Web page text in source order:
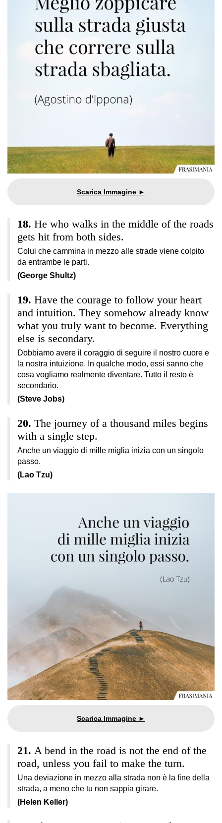
He who walks in the middle of the roads
gets hit from both sides.
Colui che cammina in mezzo alle strade viene colpito
da entrambe le parti.
(George Shultz)
Have the courage to follow your heart
and intuition. They somehow already know
what you truly want to become. Everything
else is secondary.
Dobbiamo avere il coraggio di seguire il nostro cuore e
la nostra intuizione. In qualche modo, essi sanno che
cosa vogliamo realmente diventare. Tutto il resto è
secondario.
(Steve Jobs)
The journey of a thousand miles begins
with a single step.
Anche un viaggio di mille miglia inizia con un singolo
passo.
(Lao Tzu)
A bend in the road is not the end of the
road, unless you fail to make the turn.
Una deviazione in mezzo alla strada non è la fine della
strada, a meno che tu non sappia girare.
(Helen Keller)